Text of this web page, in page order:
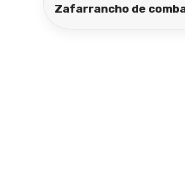
Zafarrancho de